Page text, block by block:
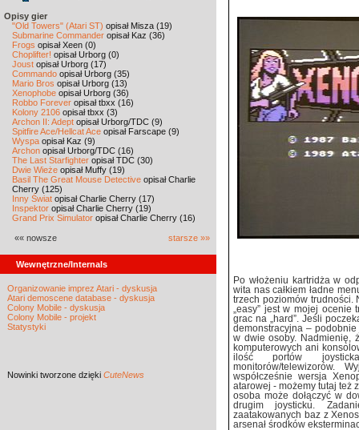
Opisy gier
"Old Towers" (Atari ST) opisał Misza (19)
Submarine Commander opisał Kaz (36)
Frogs opisał Xeen (0)
Choplifter! opisał Urborg (0)
Joust opisał Urborg (17)
Commando opisał Urborg (35)
Mario Bros opisał Urborg (13)
Xenophobe opisał Urborg (36)
Robbo Forever opisał tbxx (16)
Kolony 2106 opisał tbxx (3)
Archon II: Adept opisał Urborg/TDC (9)
Spitfire Ace/Hellcat Ace opisał Farscape (9)
Wyspa opisał Kaz (9)
Archon opisał Urborg/TDC (16)
The Last Starfighter opisał TDC (30)
Dwie Wieże opisał Muffy (19)
Basil The Great Mouse Detective opisał Charlie
Cherry (125)
Inny Świat opisał Charlie Cherry (17)
Inspektor opisał Charlie Cherry (19)
Grand Prix Simulator opisał Charlie Cherry (16)
«« nowsze starsze »»
Wewnętrzne/Internals
Organizowanie imprez Atari - dyskusja
Atari demoscene database - dyskusja
Colony Mobile - dyskusja
Colony Mobile - projekt
Statystyki
Nowinki tworzone dzięki CuteNews
Po włożeniu kartridża w
wita nas całkiem ładne
trzech poziomów trudności.
„easy” jest w mojej ocenie
grac na „hard”. Jeśli
demonstracyjna –
w dwie osoby. Nadmienię,
komputerowych ani
ilość portów
monitorów/telewizorów.
współcześnie wersja
atarowej - możemy tutaj też
osoba może dołączyć w
drugim joysticku.
zaatakowanych baz z
arsenał środków